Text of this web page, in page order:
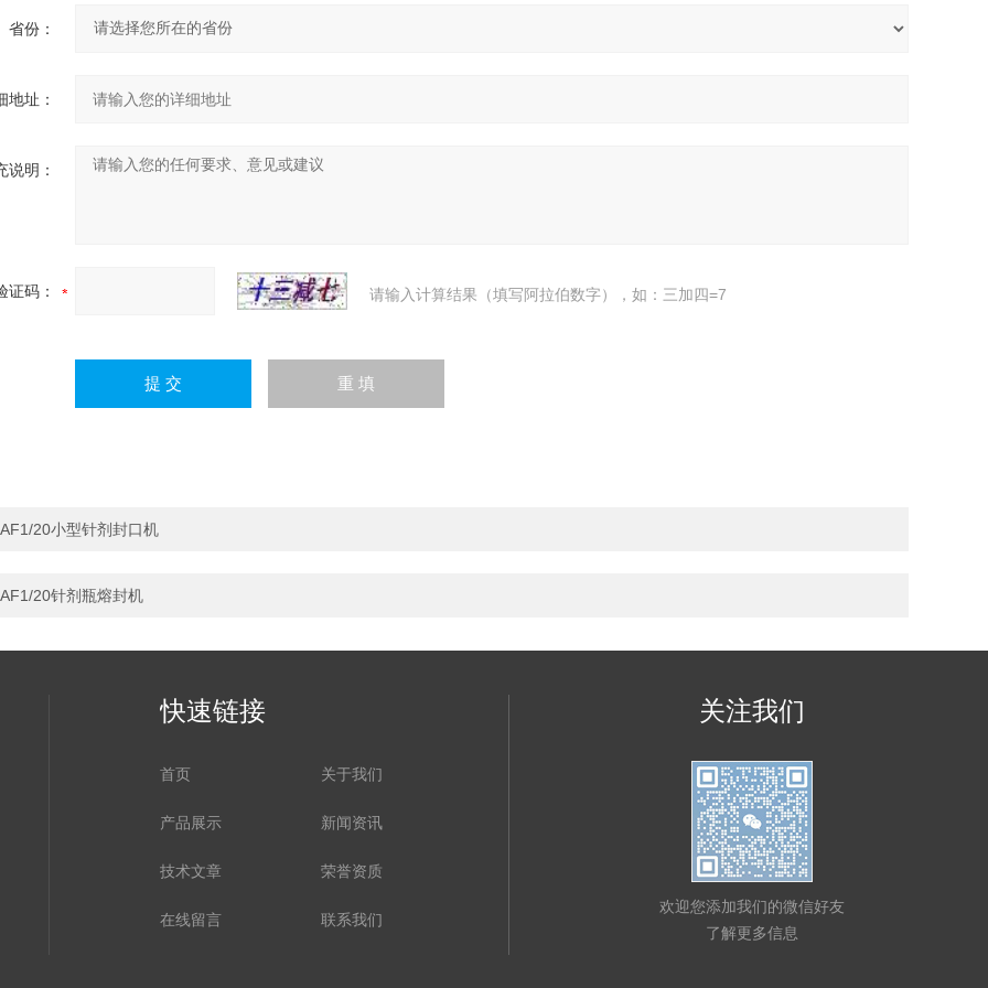
省份：
地址：
说明：
证码： 请输入计算结果（填写阿拉伯数字），如：三加四=7
AF1/20小型针剂封口机
AF1/20针剂瓶熔封机
快速链接
首页 关于我们
产品展示 新闻资讯
技术文章 荣誉资质
在线留言 联系我们
关注我们
欢迎您添加我们的微信好友
了解更多信息